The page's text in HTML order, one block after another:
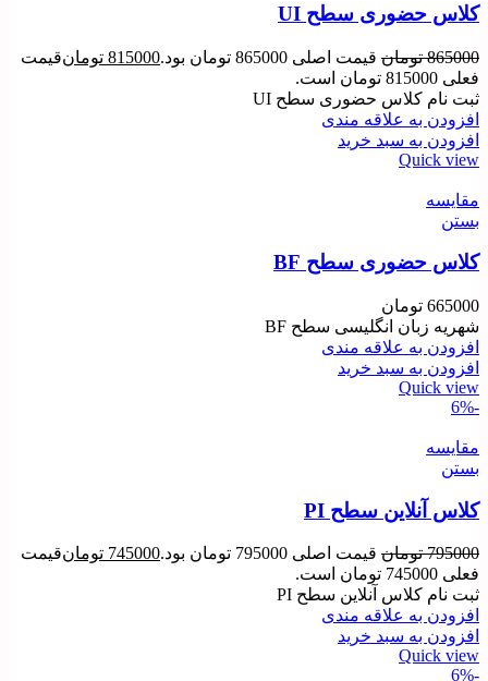
کلاس حضوری سطح UI
865000 تومان قیمت اصلی 865000 تومان بود. 815000 تومانقیمت
فعلی 815000 تومان است.
ثبت نام کلاس حضوری سطح UI
افزودن به علاقه مندی
افزودن به سبد خرید
Quick view
مقایسه
بستن
کلاس حضوری سطح BF
665000 تومان
شهریه زبان انگلیسی سطح BF
افزودن به علاقه مندی
افزودن به سبد خرید
Quick view
-6%
مقایسه
بستن
کلاس آنلاین سطح PI
795000 تومان قیمت اصلی 795000 تومان بود. 745000 تومانقیمت
فعلی 745000 تومان است.
ثبت نام کلاس آنلاین سطح PI
افزودن به علاقه مندی
افزودن به سبد خرید
Quick view
-6%